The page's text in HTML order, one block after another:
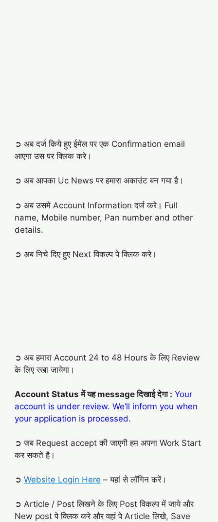
➲ अब दर्ज किये हुए ईमेल पर एक Confirmation email
आएगा उस पर क्लिक करे।
➲ अब आपका Uc News पर हमारा अकाउंट बन गया है।
➲ अब उसमे Account Information दर्ज करे। Full
name, Mobile number, Pan number and other
details.
➲ अब निचे दिए हुए Next विकल्प पे क्लिक करे।
➲ अब हमारा Account 24 to 48 Hours के लिए Review
के लिए रखा जायेगा।
Account Status में यह message दिखाई देगा : Your
account is under review. We‘ll inform you when
your application is processed.
➲ जब Request accept की जाएगी हम अपना Work Start
कर सकते है।
➲ Website Login Here – यहां से लॉगिन करें।
➲ Article / Post लिखने के लिए Post विकल्प में जाये और
New post पे क्लिक करे और वहां पे Article लिखे, Save